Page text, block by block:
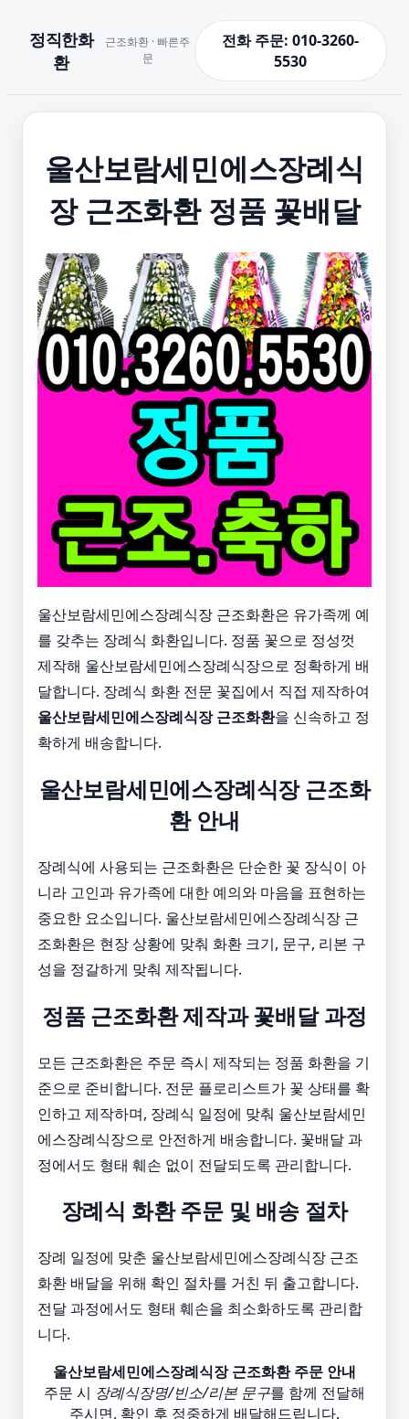
정직한화
환
근조화환 · 빠른주
문
전화 주문: 010-3260-
5530
울산보람세민에스장례식
장 근조화환 정품 꽃배달
울산보람세민에스장례식장 근조화환은 유가족께 예
를 갖추는 장례식 화환입니다. 정품 꽃으로 정성껏
제작해 울산보람세민에스장례식장으로 정확하게 배
달합니다. 장례식 화환 전문 꽃집에서 직접 제작하여
울산보람세민에스장례식장 근조화환을 신속하고 정
확하게 배송합니다.
울산보람세민에스장례식장 근조화
환 안내
장례식에 사용되는 근조화환은 단순한 꽃 장식이 아
니라 고인과 유가족에 대한 예의와 마음을 표현하는
중요한 요소입니다. 울산보람세민에스장례식장 근
조화환은 현장 상황에 맞춰 화환 크기, 문구, 리본 구
성을 정갈하게 맞춰 제작됩니다.
정품 근조화환 제작과 꽃배달 과정
모든 근조화환은 주문 즉시 제작되는 정품 화환을 기
준으로 준비합니다. 전문 플로리스트가 꽃 상태를 확
인하고 제작하며, 장례식 일정에 맞춰 울산보람세민
에스장례식장으로 안전하게 배송합니다. 꽃배달 과
정에서도 형태 훼손 없이 전달되도록 관리합니다.
장례식 화환 주문 및 배송 절차
장례 일정에 맞춘 울산보람세민에스장례식장 근조
화환 배달을 위해 확인 절차를 거친 뒤 출고합니다.
전달 과정에서도 형태 훼손을 최소화하도록 관리합
니다.
울산보람세민에스장례식장 근조화환 주문 안내
주문 시 장례식장명/빈소/리본 문구를 함께 전달해
주시면, 확인 후 정중하게 배달해드립니다.